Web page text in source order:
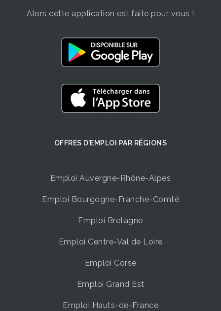
Alors cette application est faite pour vous !
OFFRES D’EMPLOI ​PAR RÉGIONS
Emploi Auvergne-Rhône-Alpes
Emploi Bourgogne-Franche-Comté
Emploi Bretagne
Emploi Centre-Val de Loire
Emploi Corse
Emploi Grand Est
Emploi Hauts-de-France